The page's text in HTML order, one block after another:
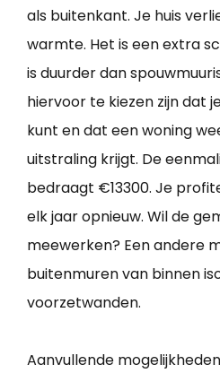
als buitenkant. Je huis
warmte. Het is een extra
is duurder dan
hiervoor te kiezen zijn dat
kunt en dat een woning
uitstraling krijgt. De
bedraagt €13300. Je
elk jaar opnieuw. Wil de
meewerken? Een andere
buitenmuren van binnen
voorzetwanden.
Aanvullende mogelijkheden